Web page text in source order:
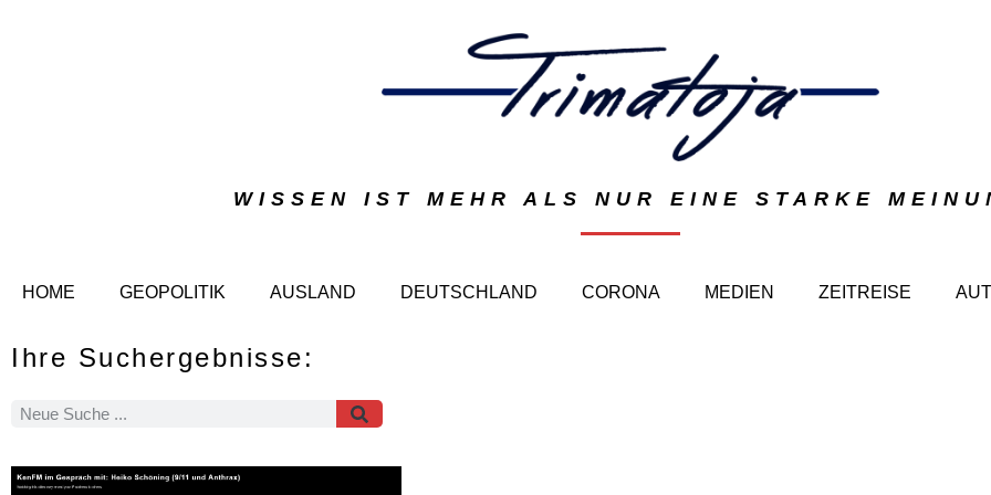
WISSEN IST MEHR ALS NUR EINE STARKE
HOME GEOPOLITIK AUSLAND DEUTSCHLAND CORONA MEDIEN ZEITREISE
Ihre Suchergebnisse: